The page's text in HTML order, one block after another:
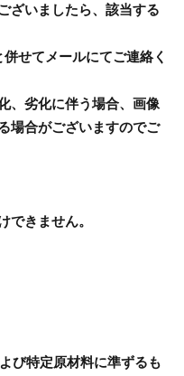
ざいましたら、該当する
せてメールにてご連絡く
、劣化に伴う場合、画像
場合がございますのでご
きません。
び特定原材料に準ずるも